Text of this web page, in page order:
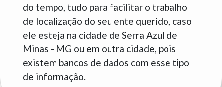
do tempo, tudo para facilitar o trabalho
de localização do seu ente querido, caso
ele esteja na cidade de Serra Azul de
Minas - MG ou em outra cidade, pois
existem bancos de dados com esse tipo
de informação.